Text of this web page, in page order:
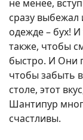
не менее,
сразу выбежал
одежде – бух!
также, чтобы
быстро. И Они
чтобы забыть
столе, этот
Шантипур
счастливы.